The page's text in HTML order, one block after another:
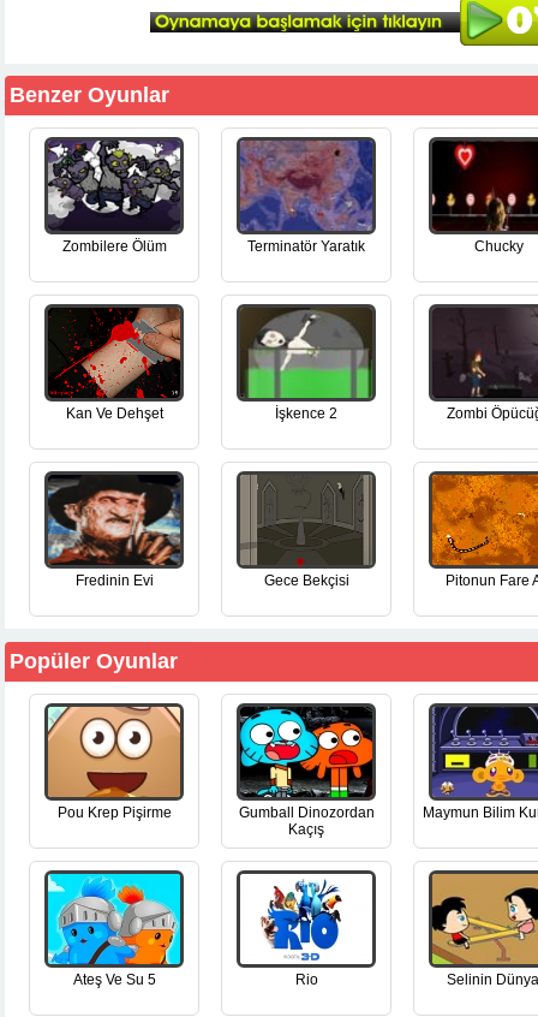
Benzer Oyunlar
Zombilere Ölüm Terminatör Yaratık Chucky
Kan Ve Dehşet İşkence 2 Zombi
Fredinin Evi Gece Bekçisi Pitonun Fare
Popüler Oyunlar
Pou Krep Pişirme
Gumball Dinozordan
Kaçış
Maymun Bilim
Ateş Ve Su 5 Rio Selinin